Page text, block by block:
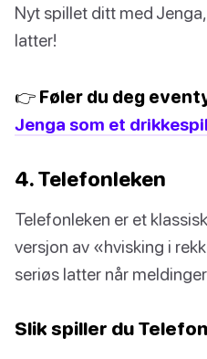
Nyt spillet ditt med
latter!
👉 Føler du deg
Jenga som et
4. Telefonleken
Telefonleken er et
versjon av «hvisking i
seriøs latter når
Slik spiller du